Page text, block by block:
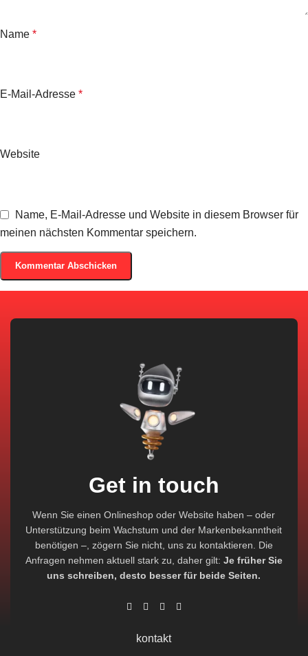
Name *
E-Mail-Adresse *
Website
Name, E-Mail-Adresse und Website in diesem Browser für
meinen nächsten Kommentar speichern.
Get in touch
Wenn Sie einen Onlineshop oder Website haben – oder
Unterstützung beim Wachstum und der Markenbekanntheit
benötigen –, zögern Sie nicht, uns zu kontaktieren. Die
Anfragen nehmen aktuell stark zu, daher gilt: Je früher Sie
uns schreiben, desto besser für beide Seiten.
kontakt